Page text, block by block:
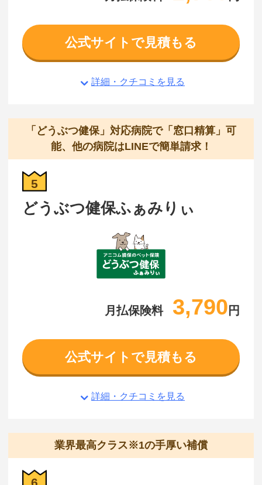
公式サイトで見積もる
詳細・クチコミを見る
「どうぶつ健保」対応病院で「窓口精算」可
能、他の病院はLINEで簡単請求！
5
どうぶつ健保ふぁみりぃ
月払保険料 3,790 円
公式サイトで見積もる
詳細・クチコミを見る
業界最高クラス※1の手厚い補償